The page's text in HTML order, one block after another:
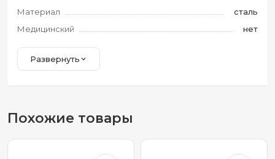
Материал
сталь
Медицинский
нет
Развернуть
Похожие товары